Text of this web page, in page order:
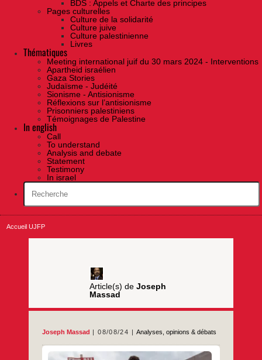
BDS : Appels et Charte des principes
Pages culturelles
Culture de la solidarité
Culture juive
Culture palestinienne
Livres
Thématiques
Meeting international juif du 30 mars 2024 - Interventions
Apartheid israélien
Gaza Stories
Judaïsme - Judéité
Sionisme - Antisionisme
Réflexions sur l’antisionisme
Prisonniers palestiniens
Témoignages de Palestine
In english
Call
To understand
Analysis and debate
Statement
Testimony
In israel
Accueil UJFP
Article(s) de Joseph
Massad
Joseph Massad 08/08/24 Analyses, opinions & débats